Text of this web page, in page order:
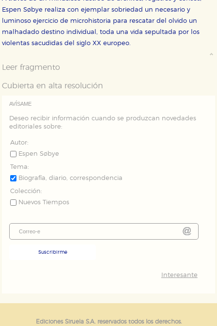
Espen Søbye realiza con ejemplar sobriedad un necesario y
luminoso ejercicio de microhistoria para rescatar del olvido un
malhadado destino individual, toda una vida sepultada por los
violentas sacudidas del siglo XX europeo.
Leer fragmento
Cubierta en alta resolución
AVÍSAME
Deseo recibir información cuando se produzcan novedades
editoriales sobre:
Autor:
Espen Søbye
Tema:
Biografía, diario, correspondencia
Colección:
Nuevos Tiempos
Suscribirme
Interesante
Ediciones Siruela S.A. reservados todos los derechos.
relevante para sus intereses en otros sitios. No
almacenan directamente información personal sino
que se basan en la identificación única de su
navegador y dispositivo de internet.
Puede consultar nuestra política de cookies